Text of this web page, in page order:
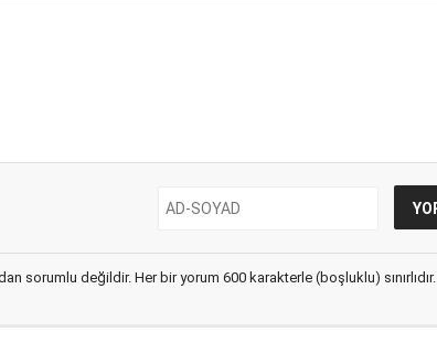
sorumlu değildir. Her bir yorum 600 karakterle (boşluklu) sınırlıdır.